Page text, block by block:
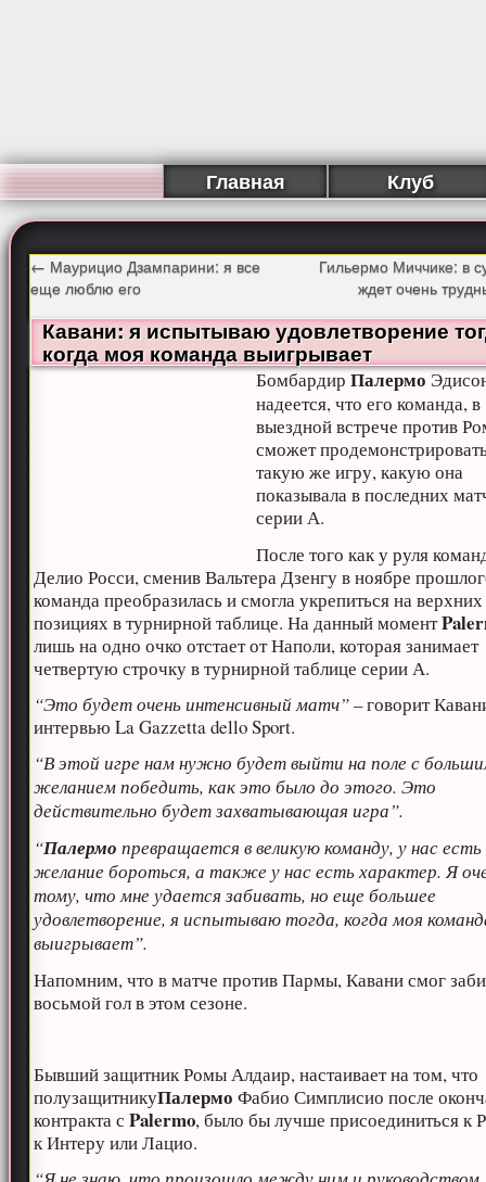
Главная Клуб
← Маурицио Дзампарини: я все
еще люблю его
Гильермо Миччике: в
ждет очень
Кавани: я испытываю удовлетворение
когда моя команда выигрывает
БомбардирПалермо
надеется, что его команда, в
выездной встрече против
сможет
такую же игру, какую она
показывала в последних
серии А.
После того как у руля
Делио Росси, сменив Вальтера Дзенгу в ноябре
команда преобразилась и смогла укрепиться на верхних
позициях в турнирной таблице. На данный момент
лишь на одно очко отстает от Наполи, которая занимает
четвертую строчку в турнирной таблице серии А.
“Это будет очень интенсивный матч”– говорит
интервью La Gazzetta dello Sport.
“В этой игре нам нужно будет выйти на поле с
желанием победить, как это было до этого. Это
действительно будет захватывающая игра”.
“Палермо превращается в великую команду, у нас есть
желание бороться, а также у нас есть характер. Я
тому, что мне удается забивать, но еще большее
удовлетворение, я испытываю тогда, когда моя
выигрывает”.
Напомним, что в матче против Пармы, Кавани смог
восьмой гол в этом сезоне.
Бывший защитник Ромы Алдаир, настаивает на том, что
полузащитникуПалермо Фабио Симплисио после
контракта сPalermo, было бы лучше присоединиться к
к Интеру или Лацио.